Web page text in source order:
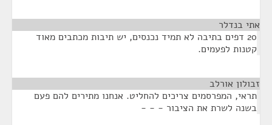
אתי בנדלר
20 דפים בתיבה לא תמיד נכנסים, יש תיבות מכתבים מאוד
קטנות לפעמים.
זבולון אורלב
תראי, המפרסמים צריכים להחליט. אנחנו מתירים להם פעם
בשנה לשרת את הציבור - - -